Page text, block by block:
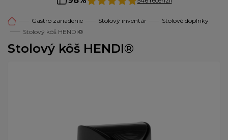
Gastro zariadenie Stolový inventár
Stolové doplnky
Stolový kôš HENDI®
Stolový kôš HENDI®